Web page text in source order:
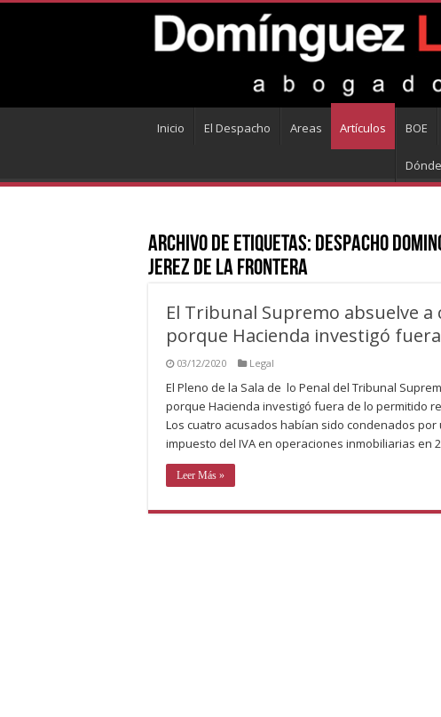
Inicio El Despacho Areas Artículos BOE
Archivo de Etiquetas: despacho
jerez de la frontera
El Tribunal Supremo absuelve
porque Hacienda investigó
03/12/2020 Legal
El Pleno de la Sala de lo Penal del Tribunal
porque Hacienda investigó fuera de lo permitido
Los cuatro acusados habían sido condenados
impuesto del IVA en operaciones inmobiliarias en
Leer Más »